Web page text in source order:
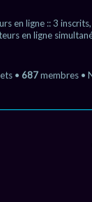
en ligne :: 3
en ligne
• 687membres •